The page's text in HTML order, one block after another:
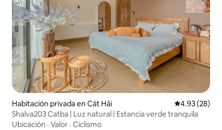
Habitación privada en Cát Hải Calificación
4.93 (28)
Shalva203 Catba | Luz natural | Estancia verde tranquila
Ubicación · Valor · Ciclismo